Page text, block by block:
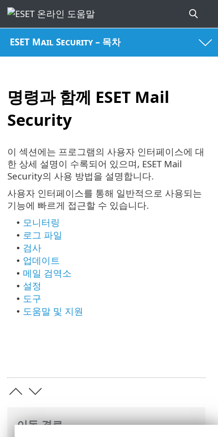
ESET Mail Security – 목차
명령과 함께 ESET Mail
Security
이동 경로
이 섹션에는 프로그램의 사용자 인터페이스에 대
한 상세 설명이 수록되어 있으며, ESET Mail
Security의 사용 방법을 설명합니다.
사용자 인터페이스를 통해 일반적으로 사용되는
기능에 빠르게 접근할 수 있습니다.
• 모니터링
• 로그 파일
• 검사
• 업데이트
• 메일 검역소
• 설정
• 도구
• 도움말 및 지원